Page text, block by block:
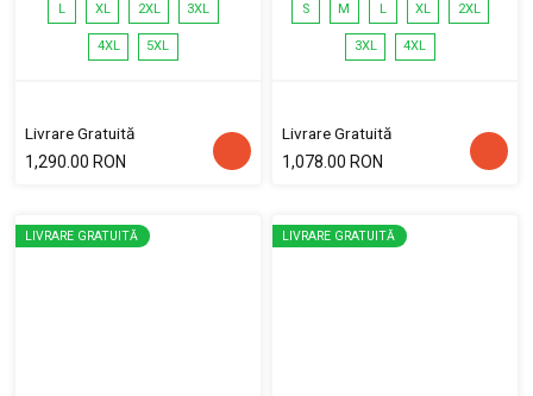
L XL 2XL 3XL
4XL 5XL
Livrare Gratuită
1,290.00 RON
S M L XL 2XL
3XL 4XL
Livrare Gratuită
1,078.00 RON
LIVRARE GRATUITĂ LIVRARE GRATUITĂ